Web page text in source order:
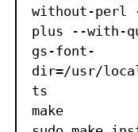
without-perl
plus --with-
gs-font-
dir=/usr/
ts
make